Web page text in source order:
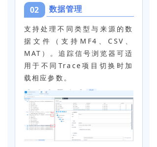
02 数据管理
支持处理不同类型与来源的数
据文件（支持MF4、CSV、
MAT）。追踪信号浏览器可适
用于不同Trace项目切换时加
载相应参数。